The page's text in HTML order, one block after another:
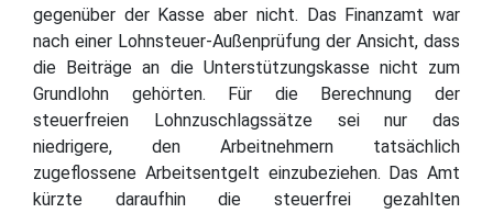
gegenüber der Kasse aber nicht. Das Finanzamt war
nach einer Lohnsteuer-Außenprüfung der Ansicht, dass
die Beiträge an die Unterstützungskasse nicht zum
Grundlohn gehörten. Für die Berechnung der
steuerfreien Lohnzuschlagssätze sei nur das
niedrigere, den Arbeitnehmern tatsächlich
zugeflossene Arbeitsentgelt einzubeziehen. Das Amt
kürzte daraufhin die steuerfrei gezahlten